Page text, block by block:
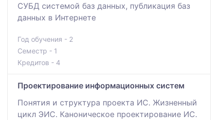
СУБД системой баз данных, публикация баз
данных в Интернете
Год обучения - 2
Семестр - 1
Кредитов - 4
Проектирование информационных систем
Понятия и структура проекта ИС. Жизненный
цикл ЭИС. Каноническое проектирование ИС.